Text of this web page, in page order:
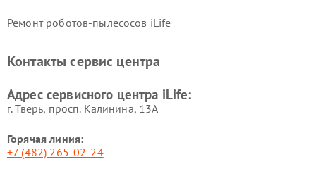
Ремонт роботов-пылесосов iLife
Контакты сервис центра
Адрес сервисного центра iLife:
г. Тверь, просп. Калинина, 13А
Горячая линия:
+7 (482) 265-02-24